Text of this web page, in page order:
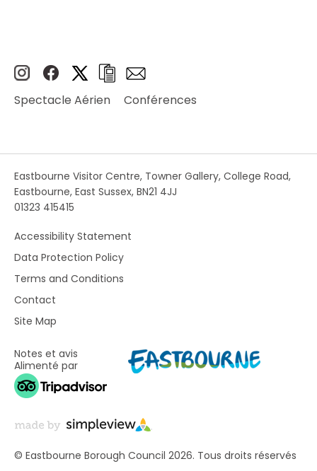
Spectacle Aérien Conférences
Eastbourne Visitor Centre, Towner Gallery, College Road,
Eastbourne, East Sussex, BN21 4JJ
01323 415415
Accessibility Statement
Data Protection Policy
Terms and Conditions
Contact
Site Map
Notes et avis
Alimenté par
© Eastbourne Borough Council 2026. Tous droits réservés